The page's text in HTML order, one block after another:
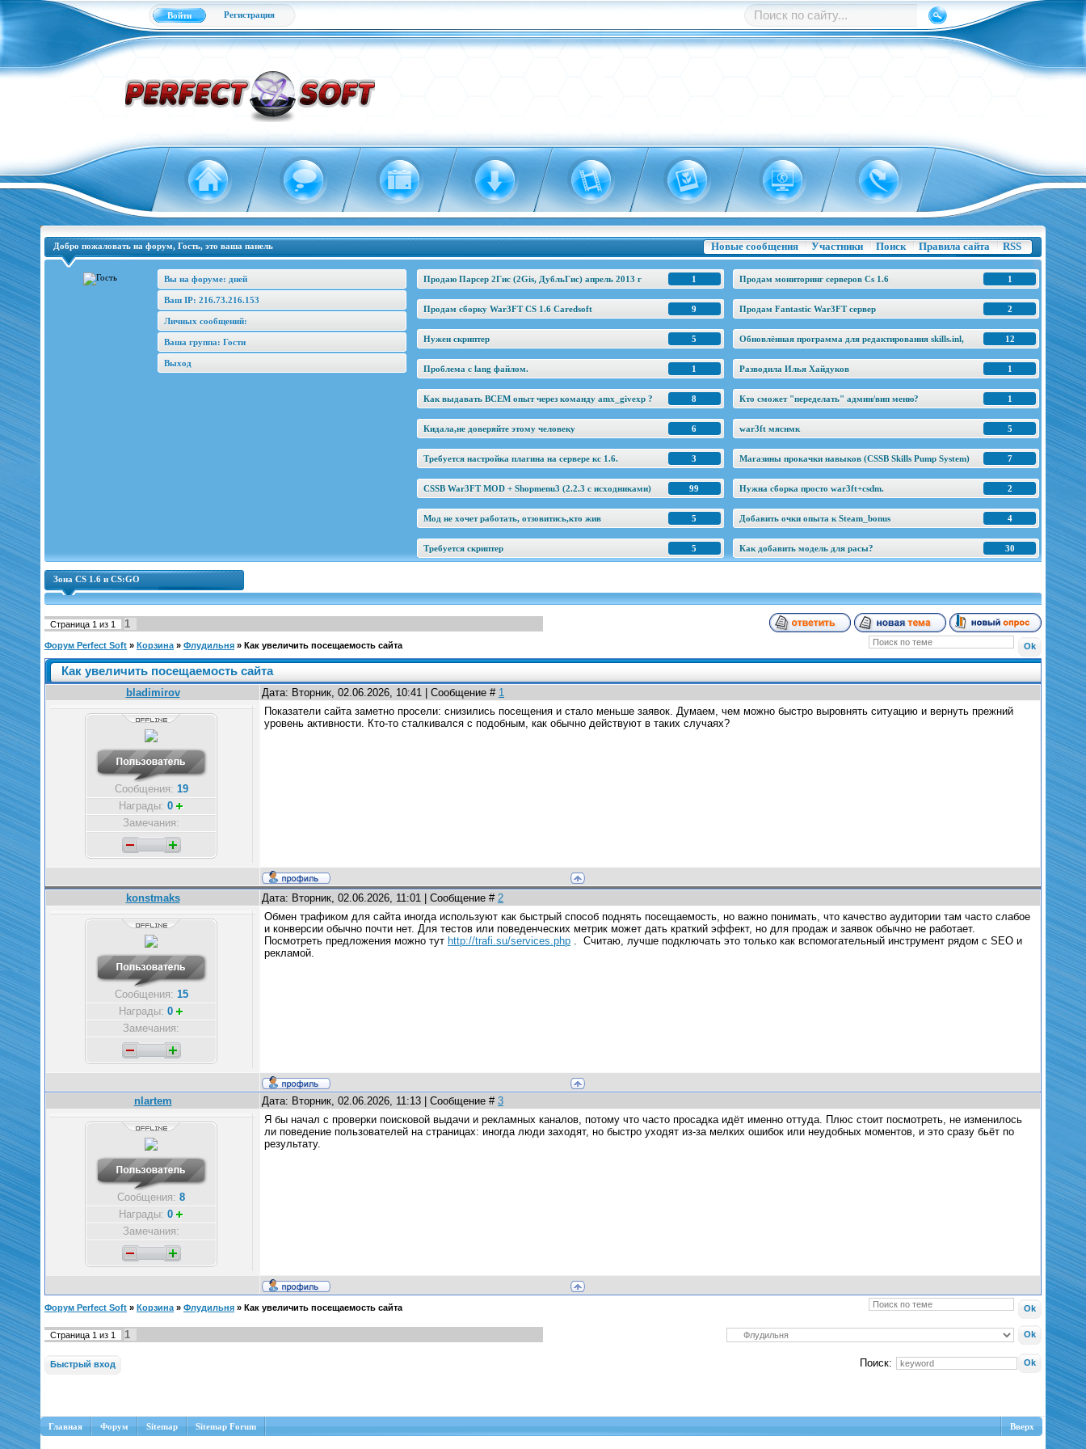
Войти Регистрация
Новые сообщения Участники Поиск Правила сайта RSS
Добро пожаловать на форум, Гость, это ваша панель
Вы на форуме: дней
Ваш IP: 216.73.216.153
Личных сообщений:
Ваша группа: Гости
Выход
1
Продаю Парсер 2Гис (2Gis, ДубльГис) апрель 2013 г 1
Продам мониторинг серверов Cs 1.6
9
Продам сборку War3FT CS 1.6 Caredsoft 2
Продам Fantastic War3FT сервер
5
Нужен скриптер 12
Обновлённая программа для редактирования skills.inl,
1
Проблема с lang файлом. 1
Разводила Илья Хайдуков
8
Как выдавать ВСЕМ опыт через команду amx_givexp ? 1
Кто сможет "переделать" админ/вип меню?
6
Кидала,не доверяйте этому человеку 5
war3ft мяснмк
3
Требуется настройка плагина на сервере кс 1.6. 7
Магазины прокачки навыков (CSSB Skills Pump System)
99
CSSB War3FT MOD + Shopmenu3 (2.2.3 c исходниками) 2
Нужна сборка просто war3ft+csdm.
5
Мод не хочет работать, отзовитись,кто жив 4
Добавить очки опыта к Steam_bonus
5
Требуется скриптер 30
Как добавить модель для расы?
Зона CS 1.6 и CS:GO
Страница 1 из 1 1
Форум Perfect Soft » Корзина » Флудильня » Как увеличить посещаемость сайта
Как увеличить посещаемость сайта
bladimirov Дата: Вторник, 02.06.2026, 10:41 | Сообщение # 1
Сообщения: 19
Награды: 0
Замечания:
Показатели сайта заметно просели: снизились посещения и стало меньше заявок. Думаем, чем можно быстро выровнять ситуацию и вернуть прежний
уровень активности. Кто-то сталкивался с подобным, как обычно действуют в таких случаях?
konstmaks Дата: Вторник, 02.06.2026, 11:01 | Сообщение # 2
Сообщения: 15
Награды: 0
Замечания:
Обмен трафиком для сайта иногда используют как быстрый способ поднять посещаемость, но важно понимать, что качество аудитории там часто слабое
и конверсии обычно почти нет. Для тестов или поведенческих метрик может дать краткий эффект, но для продаж и заявок обычно не работает.
Посмотреть предложения можно тут http://trafi.su/services.php . Считаю, лучше подключать это только как вспомогательный инструмент рядом с SEO и
рекламой.
nlartem Дата: Вторник, 02.06.2026, 11:13 | Сообщение # 3
Сообщения: 8
Награды: 0
Замечания:
Я бы начал с проверки поисковой выдачи и рекламных каналов, потому что часто просадка идёт именно оттуда. Плюс стоит посмотреть, не изменилось
ли поведение пользователей на страницах: иногда люди заходят, но быстро уходят из-за мелких ошибок или неудобных моментов, и это сразу бьёт по
результату.
Форум Perfect Soft » Корзина » Флудильня » Как увеличить посещаемость сайта
Страница 1 из 1 1
Поиск:
Главная Форум Sitemap Sitemap Forum Вверх